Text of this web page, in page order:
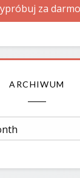
za darmo
ARCHIWUM